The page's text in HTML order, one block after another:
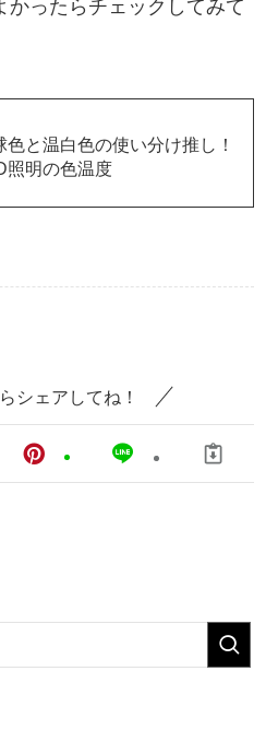
かったらチェックしてみて
色と温白色の使い分け推し！
照明の色温度
シェアしてね！